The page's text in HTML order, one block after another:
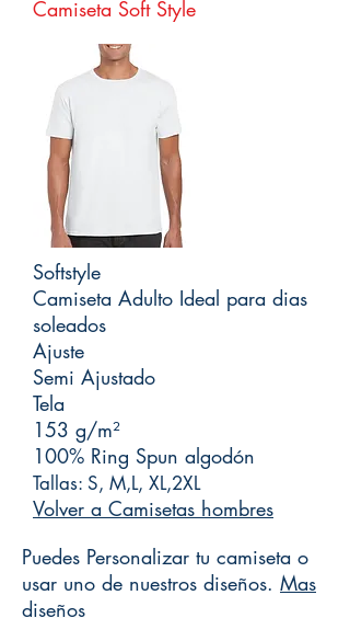
Camiseta Soft Style
Softstyle
Camiseta Adulto Ideal para dias
soleados
Ajuste
Semi Ajustado
Tela
153 g/m²
100% Ring Spun algodón
Tallas: S, M,L, XL,2XL
Volver a Camisetas hombres
Puedes Personalizar tu camiseta o
usar uno de nuestros diseños. Mas
diseños